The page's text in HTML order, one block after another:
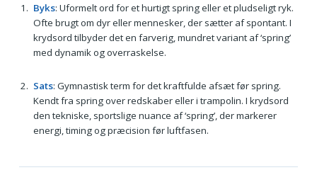
Byks: Uformelt ord for et hurtigt spring eller et pludseligt ryk.
Ofte brugt om dyr eller mennesker, der sætter af spontant. I
krydsord tilbyder det en farverig, mundret variant af ‘spring’
med dynamik og overraskelse.
Sats: Gymnastisk term for det kraftfulde afsæt før spring.
Kendt fra spring over redskaber eller i trampolin. I krydsord
den tekniske, sportslige nuance af ‘spring’, der markerer
energi, timing og præcision før luftfasen.